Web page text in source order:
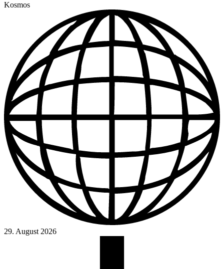
Kosmos
29. August 2026